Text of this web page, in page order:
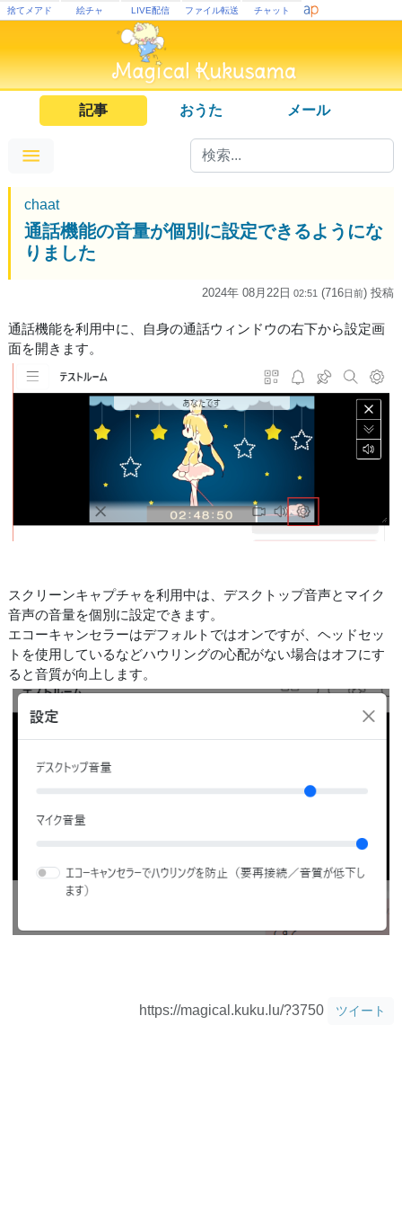
捨てメアド 絵チャ LIVE配信 ファイル転送 チャット
記事 おうた メール
chaat
通話機能の音量が個別に設定できるようにな
りました
2024年 08月22日 02:51 (716日前) 投稿
通話機能を利用中に、自身の通話ウィンドウの右下から設定画
面を開きます。
スクリーンキャプチャを利用中は、デスクトップ音声とマイク
音声の音量を個別に設定できます。
エコーキャンセラーはデフォルトではオンですが、ヘッドセッ
トを使用しているなどハウリングの心配がない場合はオフにす
ると音質が向上します。
https://magical.kuku.lu/?3750 ツイート